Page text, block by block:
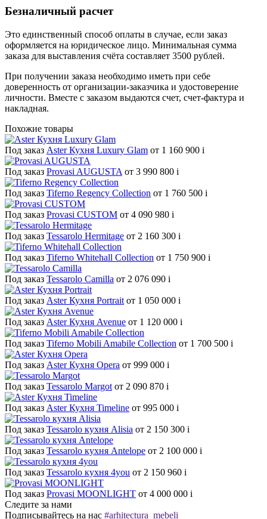
Безналичный расчет
Это единственный способ оплаты в случае, если заказ
оформляется на юридическое лицо. Минимальная сумма
заказа для выставления счёта составляет 3500 рублей.
При получении заказа необходимо иметь при себе
доверенность от организации-заказчика и удостоверение
личности. Вместе с заказом выдаются счет, счет-фактура и
накладная.
Похожие товары
Под заказ Aster Кухня Luxury Glam от 1 160 900 i
Под заказ Provasi AUGUSTA от 3 990 800 i
Под заказ Tiferno Regency Collection от 1 760 500 i
Под заказ Provasi CUSTOM от 4 090 980 i
Под заказ Tessarolo Hermitage от 2 160 300 i
Под заказ Tiferno Whitehall Collection от 1 750 900 i
Под заказ Tessarolo Camilla от 2 076 090 i
Под заказ Aster Кухня Portrait от 1 050 000 i
Под заказ Aster Кухня Avenue от 1 120 000 i
Под заказ Tiferno Mobili Amabile Collection от 1 700 500 i
Под заказ Aster Кухня Opera от 999 000 i
Под заказ Tessarolo Margot от 2 090 870 i
Под заказ Aster Кухня Timeline от 995 000 i
Под заказ Tessarolo кухня Alisia от 2 150 300 i
Под заказ Tessarolo кухня Antelope от 2 100 000 i
Под заказ Tessarolo кухня 4you от 2 150 960 i
Под заказ Provasi MOONLIGHT от 4 000 000 i
Следите за нами
Подписывайтесь на нас #arhitectura_mebeli